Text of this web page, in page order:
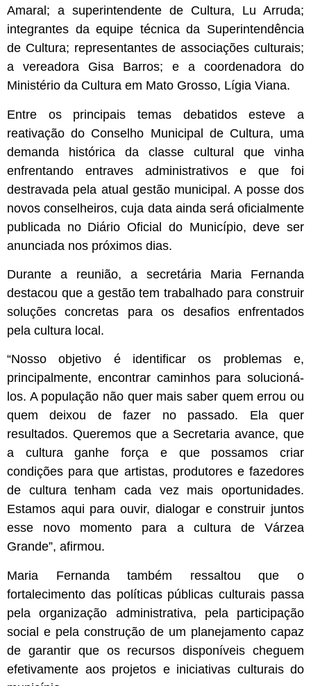
Amaral; a superintendente de Cultura, Lu Arruda;
integrantes da equipe técnica da Superintendência
de Cultura; representantes de associações culturais;
a vereadora Gisa Barros; e a coordenadora do
Ministério da Cultura em Mato Grosso, Lígia Viana.
Entre os principais temas debatidos esteve a
reativação do Conselho Municipal de Cultura, uma
demanda histórica da classe cultural que vinha
enfrentando entraves administrativos e que foi
destravada pela atual gestão municipal. A posse dos
novos conselheiros, cuja data ainda será oficialmente
publicada no Diário Oficial do Município, deve ser
anunciada nos próximos dias.
Durante a reunião, a secretária Maria Fernanda
destacou que a gestão tem trabalhado para construir
soluções concretas para os desafios enfrentados
pela cultura local.
“Nosso objetivo é identificar os problemas e,
principalmente, encontrar caminhos para solucioná-
los. A população não quer mais saber quem errou ou
quem deixou de fazer no passado. Ela quer
resultados. Queremos que a Secretaria avance, que
a cultura ganhe força e que possamos criar
condições para que artistas, produtores e fazedores
de cultura tenham cada vez mais oportunidades.
Estamos aqui para ouvir, dialogar e construir juntos
esse novo momento para a cultura de Várzea
Grande”, afirmou.
Maria Fernanda também ressaltou que o
fortalecimento das políticas públicas culturais passa
pela organização administrativa, pela participação
social e pela construção de um planejamento capaz
de garantir que os recursos disponíveis cheguem
efetivamente aos projetos e iniciativas culturais do